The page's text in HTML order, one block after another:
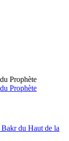
Prophète
Prophète
du Haut de la